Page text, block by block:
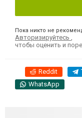
Пока никто не
Авторизируйтесь
чтобы оценить и
Reddit
WhatsApp